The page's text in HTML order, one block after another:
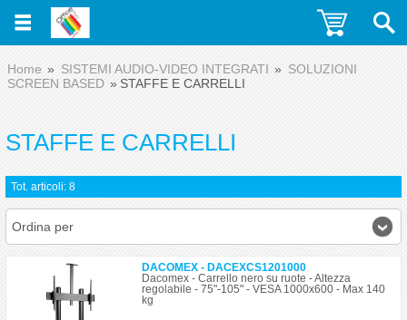
Home SISTEMI AUDIO-VIDEO INTEGRATI
SOLUZIONI
SCREEN BASED
STAFFE E CARRELLI
STAFFE E CARRELLI
Tot. articoli: 8
Ordina per
DACOMEX - DACEXCS1201000
Dacomex - Carrello nero su ruote - Altezza
regolabile - 75"-105" - VESA 1000x600 - Max 140
kg